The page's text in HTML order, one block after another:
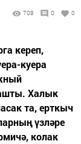
708 0 0
кереп,
куера
Халык
та, ерткыч
үзләре
колак